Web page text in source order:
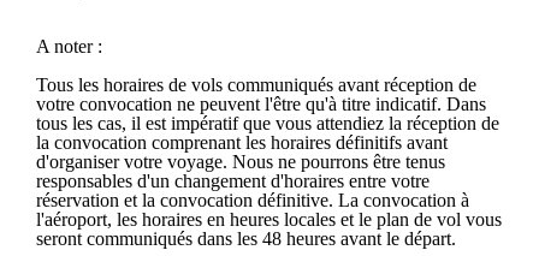
A noter :
Tous les horaires de vols communiqués avant réception de
votre convocation ne peuvent l'être qu'à titre indicatif. Dans
tous les cas, il est impératif que vous attendiez la réception de
la convocation comprenant les horaires définitifs avant
d'organiser votre voyage. Nous ne pourrons être tenus
responsables d'un changement d'horaires entre votre
réservation et la convocation définitive. La convocation à
l'aéroport, les horaires en heures locales et le plan de vol vous
seront communiqués dans les 48 heures avant le départ.